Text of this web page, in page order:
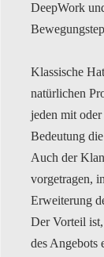
DeepWork
Klassische
natürlichen
jeden mit
Bedeutung
Auch der
vorgetragen,
Erweiterung
Der Vorteil
des Angebots